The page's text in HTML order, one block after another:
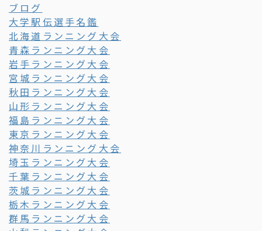
ブログ
大学駅伝選手名鑑
北海道ランニング大会
青森ランニング大会
岩手ランニング大会
宮城ランニング大会
秋田ランニング大会
山形ランニング大会
福島ランニング大会
東京ランニング大会
神奈川ランニング大会
埼玉ランニング大会
千葉ランニング大会
茨城ランニング大会
栃木ランニング大会
群馬ランニング大会